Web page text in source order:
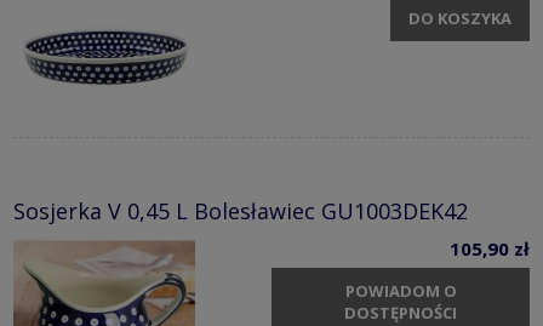
DO KOSZYKA
Sosjerka V 0,45 L Bolesławiec GU1003DEK42
105,90 zł
POWIADOM O
DOSTĘPNOŚCI